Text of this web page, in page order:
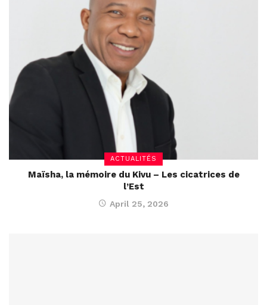
ACTUALITÉS
Maïsha, la mémoire du Kivu – Les cicatrices de
l’Est
April 25, 2026